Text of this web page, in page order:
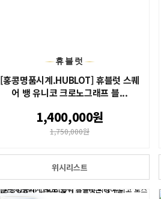
휴블럿
[홍콩명품시계.HUBLOT] 휴블럿 스퀘
어 뱅 유니코 크로노그래프 블...
1,400,000원
1,750,000원
위시리스트